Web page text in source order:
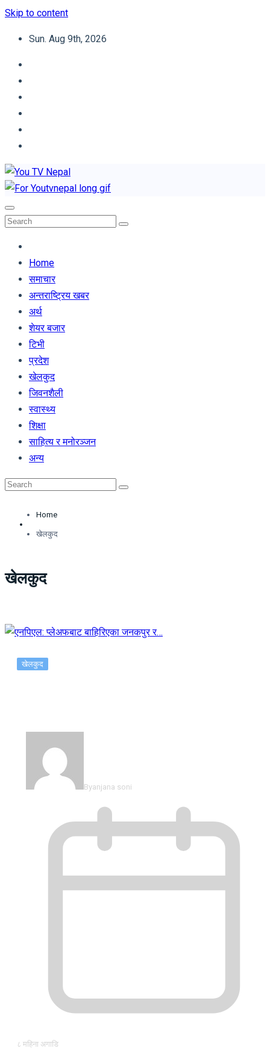
Skip to content
Sun. Aug 9th, 2026
Home
समाचार
अन्तराष्ट्रिय खबर
अर्थ
शेयर बजार
टिभी
प्रदेश
खेलकुद
जिवनशैली
स्वास्थ्य
शिक्षा
साहित्य र मनोरञ्जन
अन्य
Home
खेलकुद
खेलकुद
खेलकुद
Byanjana soni
८ महिना अगाडि